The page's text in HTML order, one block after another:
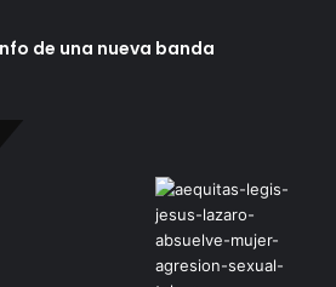
de una nueva banda